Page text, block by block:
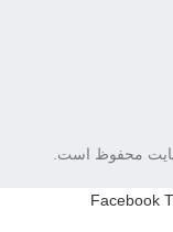
محفوظ است.
Facebook